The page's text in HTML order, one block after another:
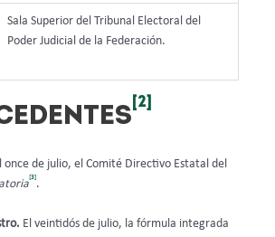
Sala Superior del Tribunal Electoral del
Poder Judicial de la Federación.
[2]
once de julio, el Comité Directivo Estatal del
[3]
.
El veintidós de julio, la fórmula integrada